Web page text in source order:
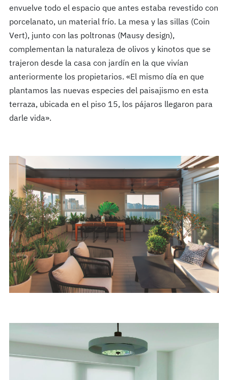
envuelve todo el espacio que antes estaba revestido con
porcelanato, un material frío. La mesa y las sillas (Coin
Vert), junto con las poltronas (Mausy design),
complementan la naturaleza de olivos y kinotos que se
trajeron desde la casa con jardín en la que vivían
anteriormente los propietarios. «El mismo día en que
plantamos las nuevas especies del paisajismo en esta
terraza, ubicada en el piso 15, los pájaros llegaron para
darle vida».